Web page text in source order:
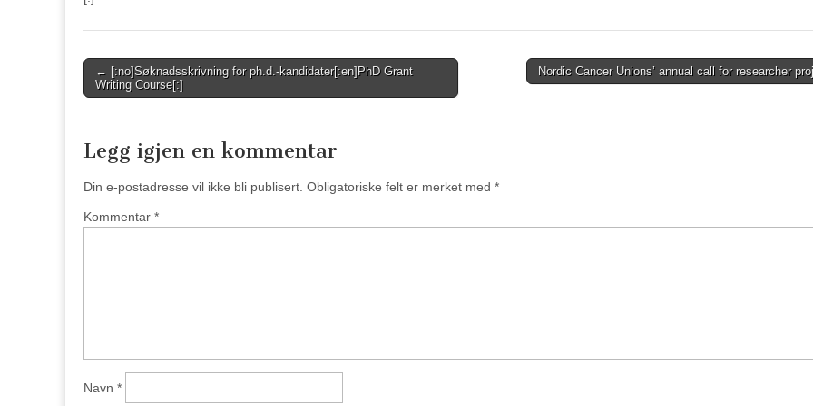
Post
navigation
← [:no]Søknadsskrivning for ph.d.-kandidater[:en]PhD Grant
Writing Course[:]
Nordic Cancer Unions’ annual call for researcher
Legg igjen en kommentar
Din e-postadresse vil ikke bli publisert. Obligatoriske felt er merket med *
Kommentar *
Navn *